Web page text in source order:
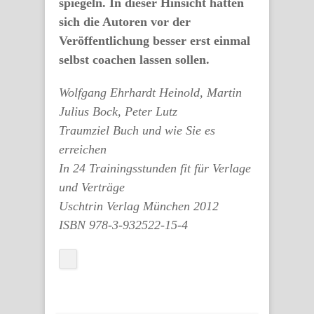
spiegeln. In dieser Hinsicht hätten
sich die Autoren vor der
Veröffentlichung besser erst einmal
selbst coachen lassen sollen.
Wolfgang Ehrhardt Heinold, Martin
Julius Bock, Peter Lutz
Traumziel Buch und wie Sie es
erreichen
In 24 Trainingsstunden fit für Verlage
und Verträge
Uschtrin Verlag München 2012
ISBN 978-3-932522-15-4